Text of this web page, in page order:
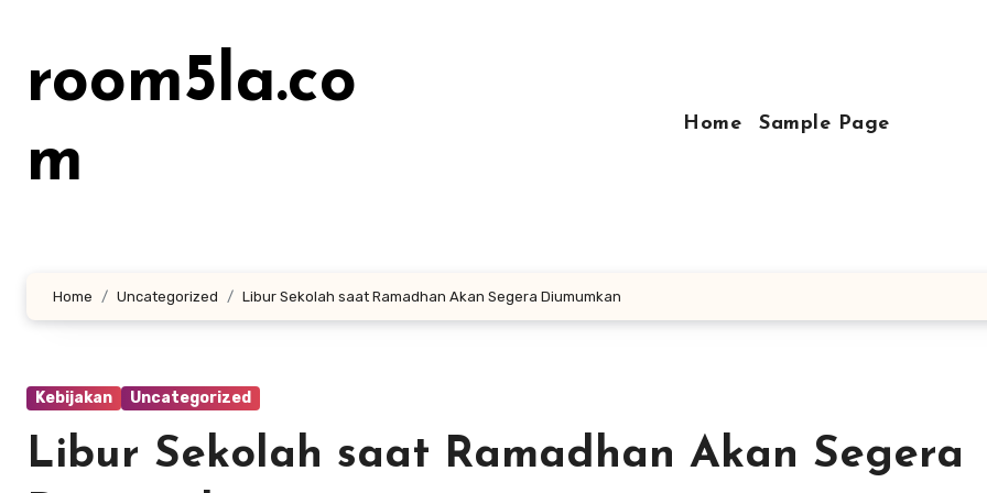
kontenroom5la.co
m
Home Sample Page
Home Uncategorized Libur Sekolah saat Ramadhan Akan Segera Diumumkan
Kebijakan Uncategorized
Libur Sekolah saat Ramadhan Akan Segera